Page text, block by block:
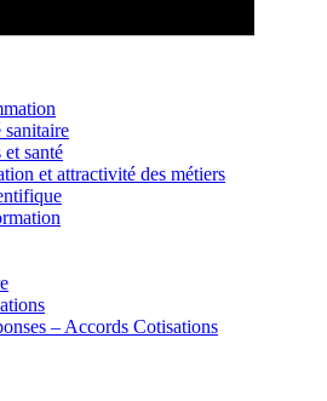
sanitaire
santé
et attractivité des métiers
– Accords Cotisations